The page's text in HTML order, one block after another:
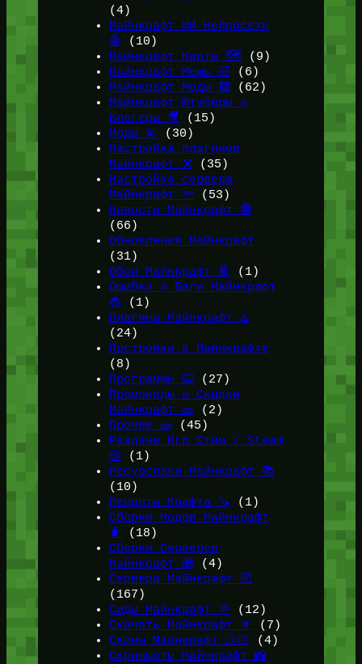
(4)
Майнкрафт ИИ Нейросети
🤖
(10)
Майнкрафт Карты 🗺️(9)
Майнкрафт Мемы 🤣 (6)
Майнкрафт Моды 🟩 (62)
Майнкрафт Ютуберы и
Блогеры 🎥
(15)
Моды 💫
(30)
Настройка плагинов
Майнкрафт ⚒️(35)
Настройка сервера
Майнкрафт 🔦 (53)
Новости Майнкрафт 🔴
(66)
Обновления Майнкрафт
(31)
Обои Майнкрафт 📔
(1)
Ошибки и Баги Майнкрафт
🐞(1)
Плагины Майнкрафт ♨️
(24)
Постройки в Майнкрафте
(8)
Программы ⌨️(27)
Промокоды и Скидки
Майнкрафт 🎫
(2)
Прочее 🧱 (45)
Раздачи Игр Стим / Steam
🎲 (1)
Ресурспаки Майнкрафт 📚
(10)
Рецепты Крафта 🪚 (1)
Сборки Модов Майнкрафт
🧳
(18)
Сборки Серверов
Майнкрафт 🎁 (4)
Сервера Майнкрафт 🛜
(167)
Сиды Майнкрафт 🌱
(12)
Скачать Майнкрафт 🔽
(7)
Скины Майнкрафт 🤹🏻
(4)
Скриншоты Майнкрафт 📸